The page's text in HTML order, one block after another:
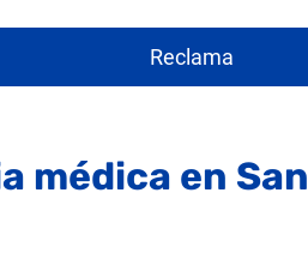
Reclama
médica en San